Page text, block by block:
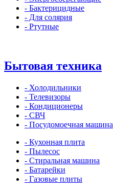
- Бактерицидные
- Для солярия
- Ртутные
Бытовая техника
- Холодильники
- Телевизоры
- Кондиционеры
- СВЧ
- Посудомоечная машина
- Кухонная плита
- Пылесос
- Стиральная машина
- Батарейки
- Газовые плиты